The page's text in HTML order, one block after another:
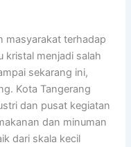
masyarakat terhadap
kristal menjadi salah
sekarang ini,
Kota Tangerang
dan pusat kegiatan
dan minuman
dari skala kecil